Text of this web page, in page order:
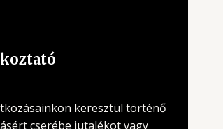
keresztül történő
cserébe jutalékot vagy